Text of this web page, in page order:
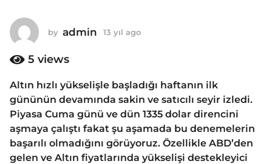
o
1
3
ı
l
a
g
o
by admin 13 yıl ago
a
g
o
5 views
Altın hızlı yükselişle başladığı haftanın ilk
gününün devamında sakin ve satıcılı seyir izledi.
Piyasa Cuma günü ve dün 1335 dolar direncini
aşmaya çalıştı fakat şu aşamada bu denemelerin
başarılı olmadığını görüyoruz. Özellikle ABD’den
gelen ve Altın fiyatlarında yükselişi destekleyici